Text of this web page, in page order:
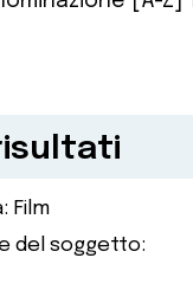
Film
del soggetto: